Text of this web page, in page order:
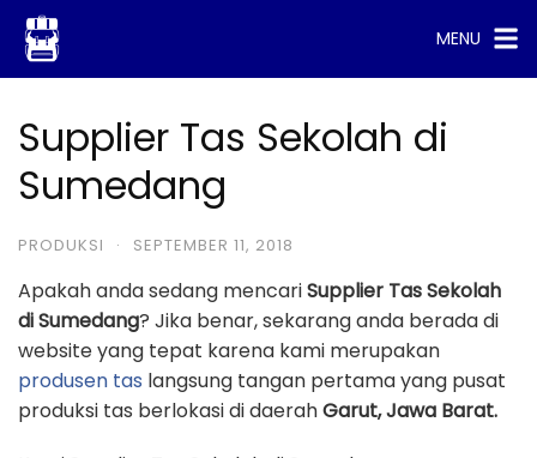
Skip
content
MENU
Supplier Tas Sekolah di
Sumedang
PRODUKSI · SEPTEMBER 11, 2018
Apakah anda sedang mencariSupplier Tas Sekolah
di Sumedang? Jika benar, sekarang anda berada di
website yang tepat karena kami merupakan
produsen tas langsung tangan pertama yang pusat
produksi tas berlokasi di daerahGarut, Jawa Barat.